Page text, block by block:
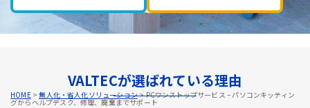
HOME>無人化・省人化ソリューション>PCワンストップサービス – パソコンキッティン
グからヘルプデスク、修理、廃棄までサポート
VALTECが選ばれている理由